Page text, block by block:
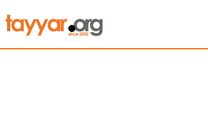
Sat, Aug 8th 29°C